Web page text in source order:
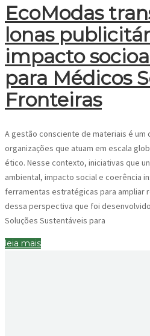
EcoModas
lonas
impacto
para Médicos
Fronteiras
A gestão consciente de materiais é
organizações que atuam em escala
ético. Nesse contexto, iniciativas que
ambiental, impacto social e coerência
ferramentas estratégicas para ampliar
dessa perspectiva que foi
Soluções Sustentáveis para
leia mais